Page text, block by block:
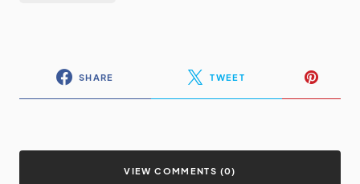
SHARE TWEET
VIEW COMMENTS (0)